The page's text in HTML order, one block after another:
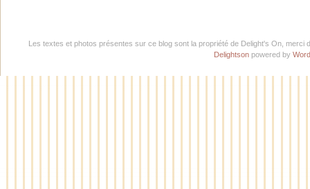
Les textes et photos présentes sur ce blog sont la propriété de Delight's On,
Delightson powered by